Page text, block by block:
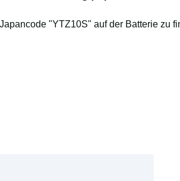
"YTZ10S" auf der Batterie zu